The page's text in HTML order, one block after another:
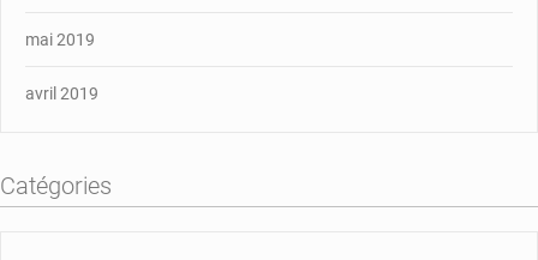
mai 2019
avril 2019
Catégories